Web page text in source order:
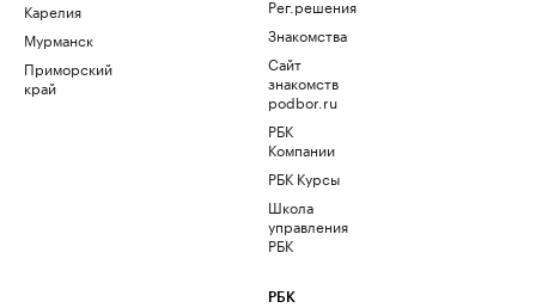
Карелия
Мурманск
Приморский
край
Рег.решения
Знакомства
Сайт
знакомств
podbor.ru
РБК
Компании
РБК Курсы
Школа
управления
РБК
РБК